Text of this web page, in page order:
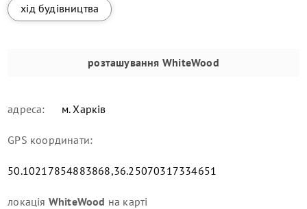
хід будівництва
розташування WhiteWood
адреса: м. Харків
GPS координати:
50.10217854883868,36.25070317334651
локація WhiteWood на карті